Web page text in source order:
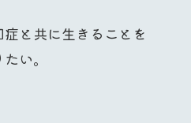
と共に生きることを
い。